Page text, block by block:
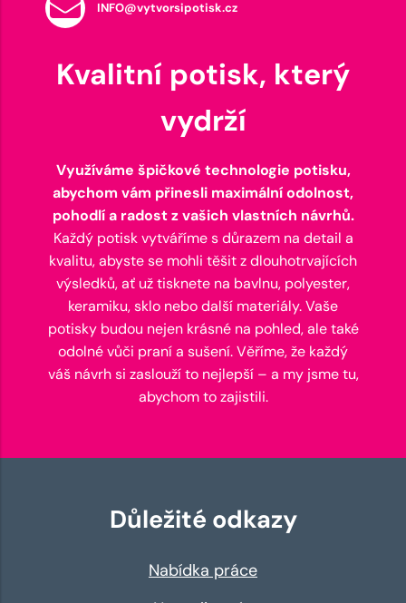
INFO@vytvorsipotisk.cz
Kvalitní potisk, který
vydrží
Využíváme špičkové technologie potisku,
abychom vám přinesli maximální odolnost,
pohodlí a radost z vašich vlastních návrhů.
Každý potisk vytváříme s důrazem na detail a
kvalitu, abyste se mohli těšit z dlouhotrvajících
výsledků, ať už tisknete na bavlnu, polyester,
keramiku, sklo nebo další materiály. Vaše
potisky budou nejen krásné na pohled, ale také
odolné vůči praní a sušení. Věříme, že každý
váš návrh si zaslouží to nejlepší – a my jsme tu,
abychom to zajistili.
Důležité odkazy
Nabídka práce